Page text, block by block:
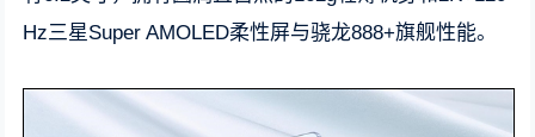
Hz三星Super AMOLED柔性屏与骁龙888+旗舰性能。